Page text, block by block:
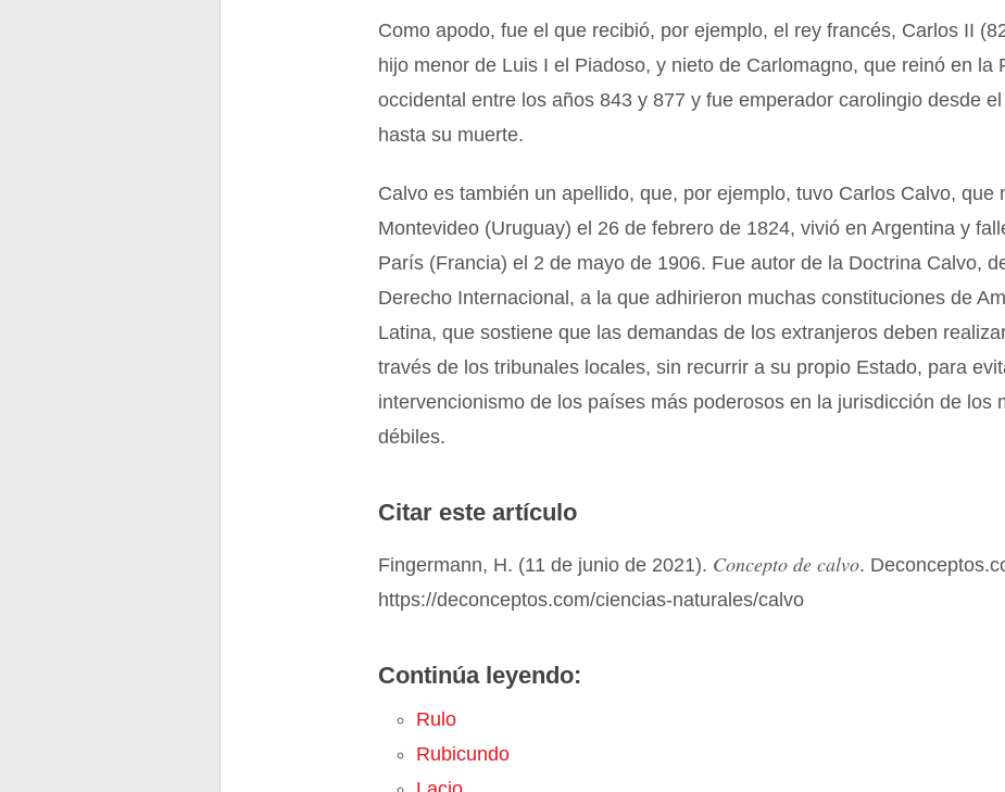
Como apodo, fue el que recibió, por ejemplo, el rey francés, Carlos II
hijo menor de Luis I el Piadoso, y nieto de Carlomagno, que reinó en la
occidental entre los años 843 y 877 y fue emperador carolingio desde
hasta su muerte.
Calvo es también un apellido, que, por ejemplo, tuvo Carlos Calvo, que
Montevideo (Uruguay) el 26 de febrero de 1824, vivió en Argentina y
París (Francia) el 2 de mayo de 1906. Fue autor de la Doctrina Calvo,
Derecho Internacional, a la que adhirieron muchas constituciones de
Latina, que sostiene que las demandas de los extranjeros deben
través de los tribunales locales, sin recurrir a su propio Estado, para
intervencionismo de los países más poderosos en la jurisdicción de los
débiles.
Citar este artículo
Fingermann, H. (11 de junio de 2021). Concepto de calvo.
https://deconceptos.com/ciencias-naturales/calvo
Continúa leyendo:
Rulo
Rubicundo